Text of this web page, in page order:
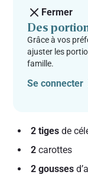
Fermer
Des
Grâce à vos
ajuster les
famille.
Se connecter
2 tiges de
2carottes
2 gousses